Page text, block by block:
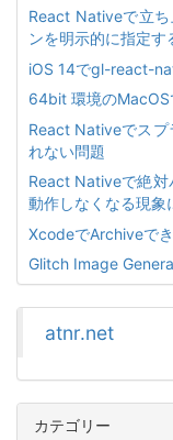
React Nativeで立
ンを明示的に指定す
iOS 14でgl-react-
64bit 環境の
React Nativeでスプ
れない問題
React Nativeで絶対
動作しなくなる現象
XcodeでArchiveで
Glitch Image
atnr.net
カテゴリー